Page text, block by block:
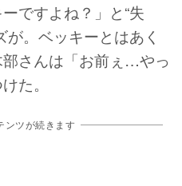
ですよね？」と“失
。ベッキーとはあく
さんは「お前ぇ…やっ
た。
ンツが続きます